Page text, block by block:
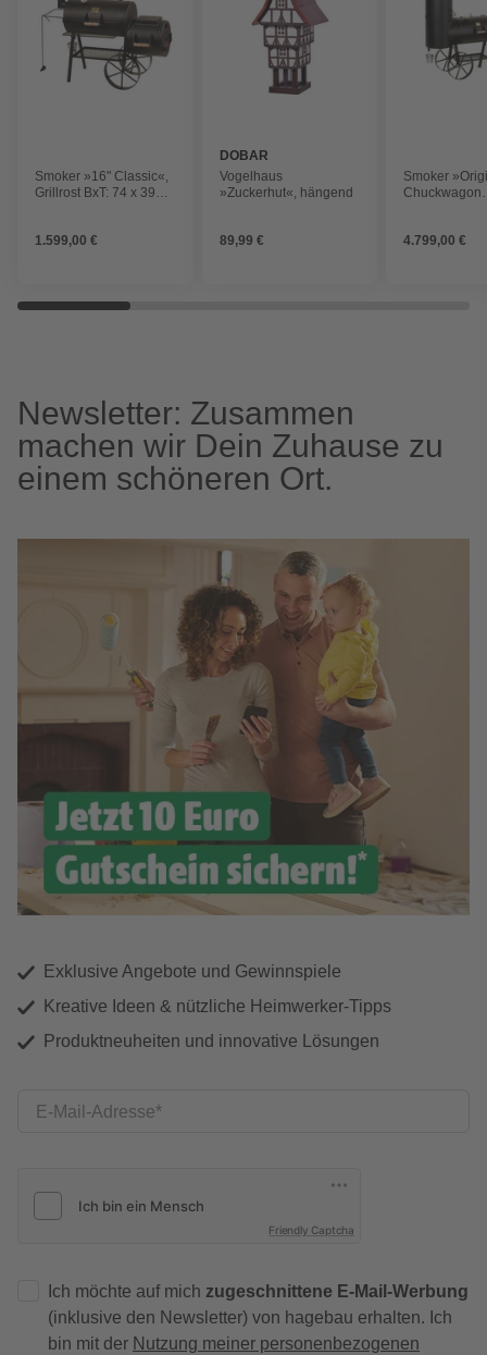
Smoker »16" Classic«,
Grillrost BxT: 74 x 39
1.599,00 €
DOBAR
Vogelhaus
»Zuckerhut«, hängend
89,99 €
Smoker
Chuckwagon
4.799,00 €
Newsletter: Zusammen
machen wir Dein Zuhause zu
einem schöneren Ort.
Exklusive Angebote und Gewinnspiele
Kreative Ideen & nützliche Heimwerker-Tipps
Produktneuheiten und innovative Lösungen
E-Mail-Adresse
Friendly Captcha
Ich möchte auf mich zugeschnittene E-Mail-Werbung
(inklusive den Newsletter) von hagebau erhalten. Ich
bin mit der Nutzung meiner personenbezogenen